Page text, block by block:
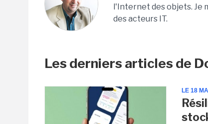
l'Internet des objets. Je
des acteurs IT.
Les derniers articles de
LE 18